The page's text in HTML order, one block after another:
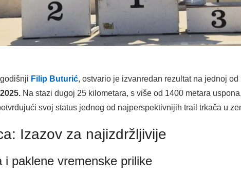
Filip Buturić, ostvario je izvanredan rezultat na jednoj
Na stazi dugoj 25 kilometara, s više od 1400 metara
svoj status jednog od najperspektivnijih trail trkača u
Izazov za najizdržljivije
i paklene vremenske prilike